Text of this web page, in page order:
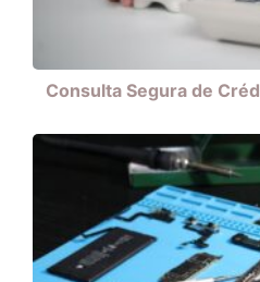
Consulta Segura de